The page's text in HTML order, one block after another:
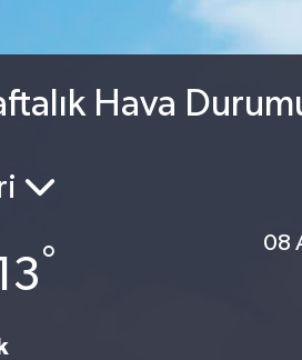
Hava
°
08